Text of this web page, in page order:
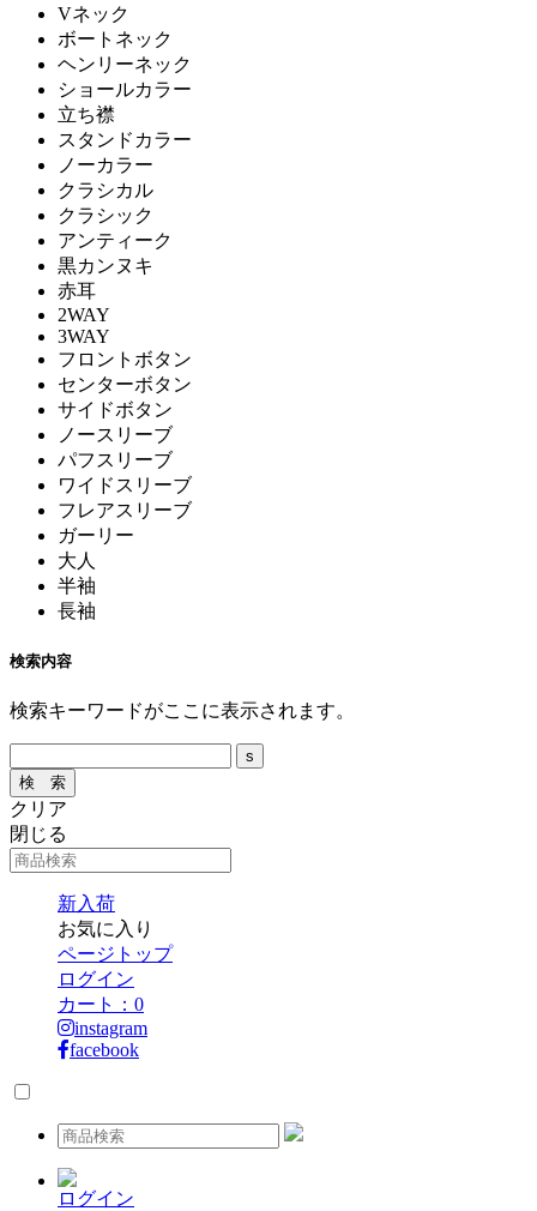
Vネック
ボートネック
ヘンリーネック
ショールカラー
立ち襟
スタンドカラー
ノーカラー
クラシカル
クラシック
アンティーク
黒カンヌキ
赤耳
2WAY
3WAY
フロントボタン
センターボタン
サイドボタン
ノースリーブ
パフスリーブ
ワイドスリーブ
フレアスリーブ
ガーリー
大人
半袖
長袖
検索内容
検索キーワードがここに表示されます。
クリア
閉じる
新入荷
お気に入り
ページトップ
ログイン
カート： 0
instagram
facebook
ログイン